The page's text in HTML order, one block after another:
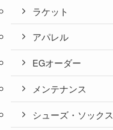
ラケット
アパレル
EGオーダー
メンテナンス
シューズ・ソックス